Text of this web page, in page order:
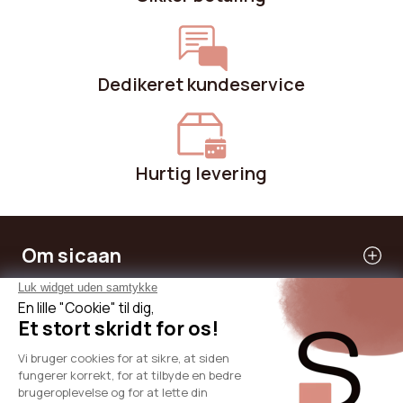
Dedikeret kundeservice
Hurtig levering
Om sicaan
Vores tjenester
Har brug for hjælp
International